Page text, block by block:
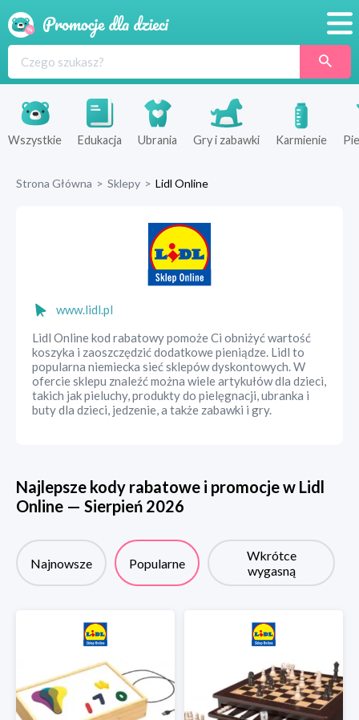
Produkty
Sklepy
Wszystkie Edukacja Ubrania Gry i zabawki Karmienie
Strona Główna > Sklepy > Lidl Online
www.lidl.pl
Lidl Online kod rabatowy pomoże Ci obniżyć wartość
koszyka i zaoszczędzić dodatkowe pieniądze. Lidl to
popularna niemiecka sieć sklepów dyskontowych. W
ofercie sklepu znaleźć można wiele artykułów dla dzieci,
takich jak pieluchy, produkty do pielęgnacji, ubranka i
buty dla dzieci, jedzenie, a także zabawki i gry.
Najlepsze kody rabatowe i promocje w Lidl
Online — Sierpień 2026
Najnowsze Popularne
Wkrótce
wygasną